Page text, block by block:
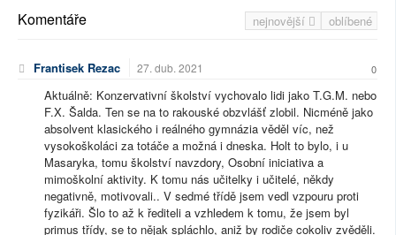
nejnovější oblíbené
Komentáře
Frantisek Rezac 27. dub. 2021 0
Aktuálně: Konzervativní školství vychovalo lidi jako T.G.M. nebo
F.X. Šalda. Ten se na to rakouské obzvlášť zlobil. Nicméně jako
absolvent klasického i reálného gymnázia věděl víc, než
vysokoškoláci za totáče a možná i dneska. Holt to bylo, i u
Masaryka, tomu školství navzdory, Osobní iniciativa a
mimoškolní aktivity. K tomu nás učitelky i učitelé, někdy
negativně, motivovali.. V sedmé třídě jsem vedl vzpouru proti
fyzikáři. Šlo to až k řediteli a vzhledem k tomu, že jsem byl
primus třídy, se to nějak spláchlo, aniž by rodiče cokoliv zvěděli.